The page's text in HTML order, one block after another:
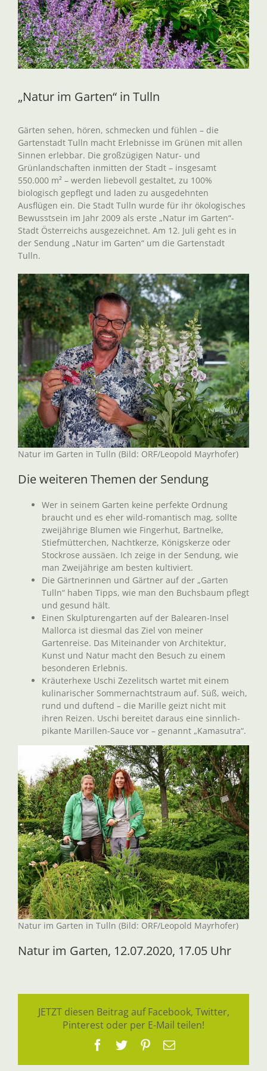
„Natur im Garten“ in Tulln
Gärten sehen, hören, schmecken und fühlen – die
Gartenstadt Tulln macht Erlebnisse im Grünen mit allen
Sinnen erlebbar. Die großzügigen Natur- und
Grünlandschaften inmitten der Stadt – insgesamt
550.000 m² – werden liebevoll gestaltet, zu 100%
biologisch gepflegt und laden zu ausgedehnten
Ausflügen ein. Die Stadt Tulln wurde für ihr ökologisches
Bewusstsein im Jahr 2009 als erste „Natur im Garten“-
Stadt Österreichs ausgezeichnet. Am 12. Juli geht es in
der Sendung „Natur im Garten“ um die Gartenstadt
Tulln.
Natur im Garten in Tulln (Bild: ORF/Leopold Mayrhofer)
Die weiteren Themen der Sendung
Wer in seinem Garten keine perfekte Ordnung
braucht und es eher wild-romantisch mag, sollte
zweijährige Blumen wie Fingerhut, Bartnelke,
Stiefmütterchen, Nachtkerze, Königskerze oder
Stockrose aussäen. Ich zeige in der Sendung, wie
man Zweijährige am besten kultiviert.
Die Gärtnerinnen und Gärtner auf der „Garten
Tulln“ haben Tipps, wie man den Buchsbaum pflegt
und gesund hält.
Einen Skulpturengarten auf der Balearen-Insel
Mallorca ist diesmal das Ziel von meiner
Gartenreise. Das Miteinander von Architektur,
Kunst und Natur macht den Besuch zu einem
besonderen Erlebnis.
Kräuterhexe Uschi Zezelitsch wartet mit einem
kulinarischer Sommernachtstraum auf. Süß, weich,
rund und duftend – die Marille geizt nicht mit
ihren Reizen. Uschi bereitet daraus eine sinnlich-
pikante Marillen-Sauce vor – genannt „Kamasutra“.
Natur im Garten in Tulln (Bild: ORF/Leopold Mayrhofer)
Natur im Garten, 12.07.2020, 17.05 Uhr
JETZT diesen Beitrag auf Facebook, Twitter,
Pinterest oder per E-Mail teilen!
Facebook
TwitterPinterest
E-